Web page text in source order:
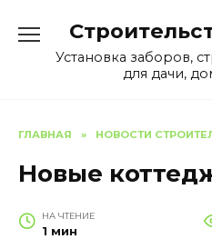
содержаниюУстановка заборов,
для дачи,
ГЛАВНАЯ » НОВОСТИ
Новые
НА ЧТЕНИЕ
1 мин